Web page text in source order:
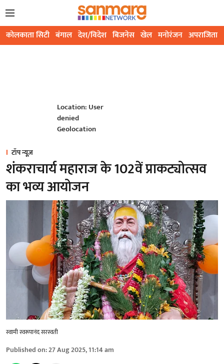
कोलकाता सिटी बंगाल देश/विदेश बिजनेस खेल मनोरंजन अपराजिता
Location: User
denied
Geolocation
टॉप न्यूज़
शंकराचार्य महाराज के 102वें प्राकट्योत्सव
का भव्य आयोजन
स्वामी स्वरूपानंद सरस्वती
Published on:27 Aug 2025, 11:14 am